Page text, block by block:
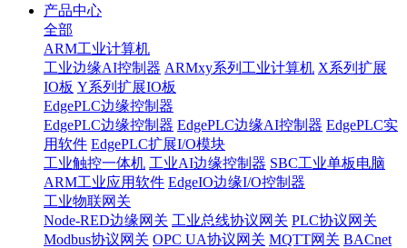
产品中心
全部
ARM工业计算机
工业边缘AI控制器 ARMxy系列工业计算机 X系列扩展
IO板 Y系列扩展IO板
EdgePLC边缘控制器
EdgePLC边缘控制器 EdgePLC边缘AI控制器 EdgePLC实
用软件 EdgePLC扩展I/O模块
工业触控一体机 工业AI边缘控制器 SBC工业单板电脑
ARM工业应用软件 EdgeIO边缘I/O控制器
工业物联网关
Node-RED边缘网关 工业总线协议网关 PLC协议网关
Modbus协议网关 OPC UA协议网关 MQTT网关 BACnet